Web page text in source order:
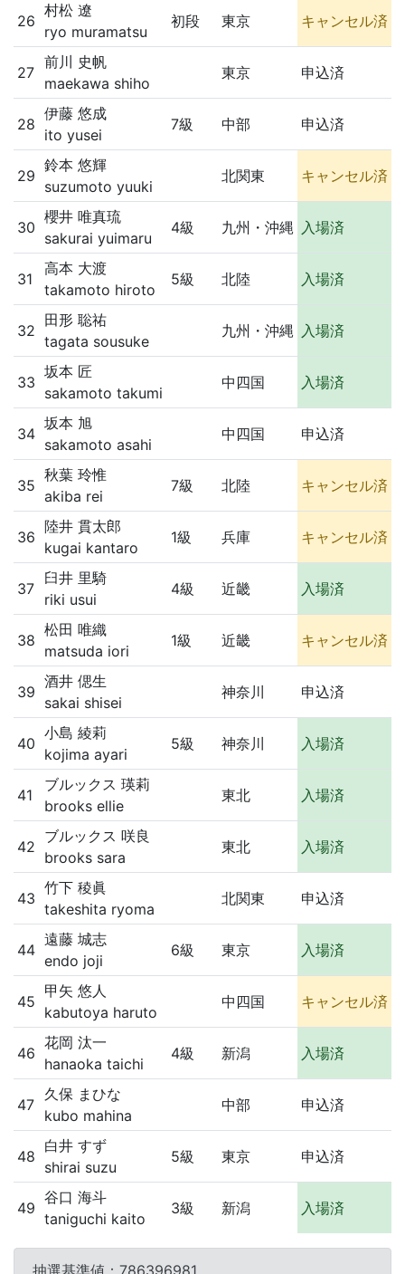
26
村松 遼
ryo muramatsu
初段 東京 キャンセル済
27
前川 史帆
maekawa shiho
東京 申込済
28
伊藤 悠成
ito yusei
7級 中部 申込済
29
鈴本 悠輝
suzumoto yuuki
北関東 キャンセル済
30
櫻井 唯真琉
sakurai yuimaru
4級 九州・沖縄 入場済
31
高本 大渡
takamoto hiroto
5級 北陸 入場済
32
田形 聡祐
tagata sousuke
九州・沖縄 入場済
33
坂本 匠
sakamoto takumi
中四国 入場済
34
坂本 旭
sakamoto asahi
中四国 申込済
35
秋葉 玲惟
akiba rei
7級 北陸 キャンセル済
36
陸井 貫太郎
kugai kantaro
1級 兵庫 キャンセル済
37
臼井 里騎
riki usui
4級 近畿 入場済
38
松田 唯織
matsuda iori
1級 近畿 キャンセル済
39
酒井 偲生
sakai shisei
神奈川 申込済
40
小島 綾莉
kojima ayari
5級 神奈川 入場済
41
ブルックス 瑛莉
brooks ellie
東北 入場済
42
ブルックス 咲良
brooks sara
東北 入場済
43
竹下 稜眞
takeshita ryoma
北関東 申込済
44
遠藤 城志
endo joji
6級 東京 入場済
45
甲矢 悠人
kabutoya haruto
中四国 キャンセル済
46
花岡 汰一
hanaoka taichi
4級 新潟 入場済
47
久保 まひな
kubo mahina
中部 申込済
48
白井 すず
shirai suzu
5級 東京 申込済
49
谷口 海斗
taniguchi kaito
3級 新潟 入場済
抽選基準値：786396981